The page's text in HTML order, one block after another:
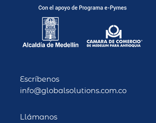
-
t
m
Escríbenos
info@globalsolutions.com.co
Llámanos